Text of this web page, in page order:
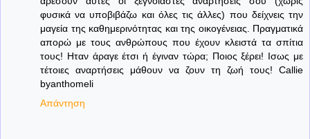
φυσικά να υποβιβάζω και όλες τις άλλες) που δείχνεις την
μαγεία της καθημερινότητας και της οικογένειας. Πραγματικά
απορώ με τους ανθρώπους που έχουν κλειστά τα σπίτια
τους! Ηταν άραγε έτσι ή έγιναν τώρα; Ποιος ξέρει! Ισως με
τέτοιες αναρτήσεις μάθουν να ζουν τη ζωή τους! Callie
byanthomeli
Απάντηση